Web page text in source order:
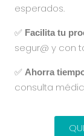
esperados.
✅ Facilita tu
segur@ y con
✅ Ahorra
consulta